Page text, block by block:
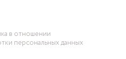
в отношении
персональных данных